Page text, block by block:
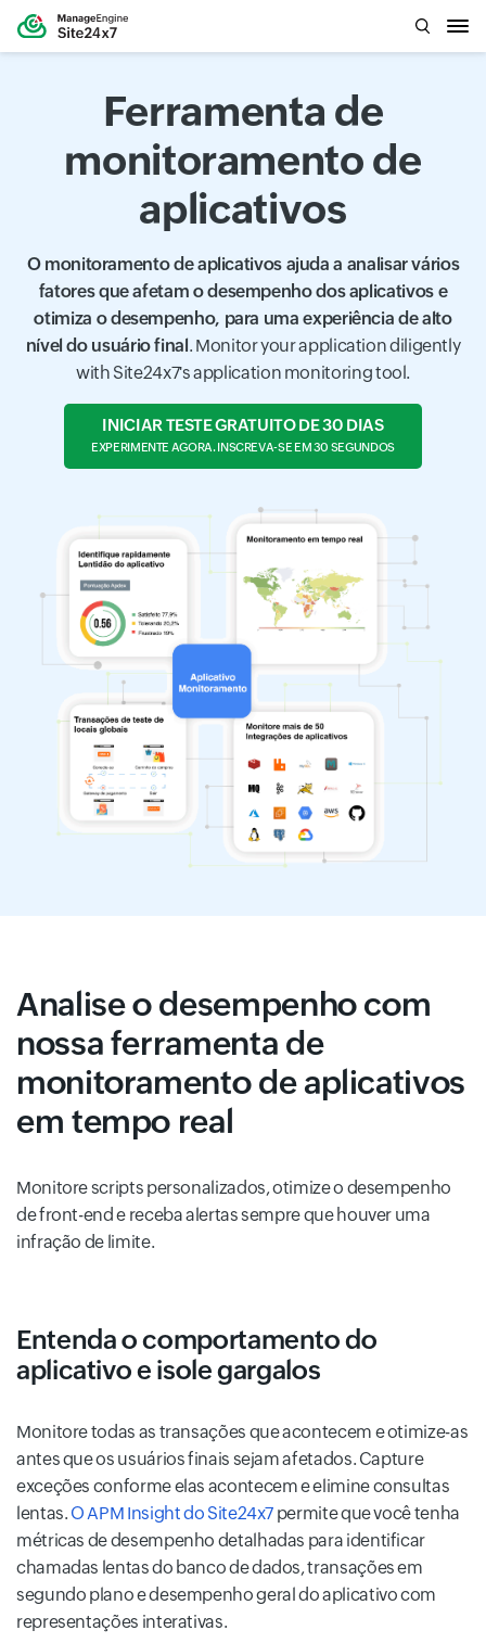
Ferramenta de
monitoramento de
aplicativos
O monitoramento de aplicativos ajuda a analisar vários
fatores que afetam o desempenho dos aplicativos e
otimiza o desempenho, para uma experiência de alto
nível do usuário final. Monitor your application diligently
with Site24x7's application monitoring tool.
INICIAR TESTE GRATUITO DE 30 DIAS
EXPERIMENTE AGORA. INSCREVA-SE EM 30 SEGUNDOS
Analise o desempenho com
nossa ferramenta de
monitoramento de aplicativos
em tempo real
Monitore scripts personalizados, otimize o desempenho
de front-end e receba alertas sempre que houver uma
infração de limite.
Entenda o comportamento do
aplicativo e isole gargalos
Monitore todas as transações que acontecem e otimize-as
antes que os usuários finais sejam afetados. Capture
exceções conforme elas acontecem e elimine consultas
lentas. O APM Insight do Site24x7 permite que você tenha
métricas de desempenho detalhadas para identificar
chamadas lentas do banco de dados, transações em
segundo plano e desempenho geral do aplicativo com
representações interativas.